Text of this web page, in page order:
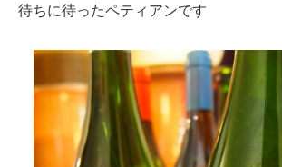
待ちに待ったペティアンです